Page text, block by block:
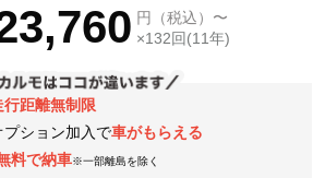
円（税込）〜
×132回(11年)
行距離無制限
プション加入で車がもらえる
料で納車※一部離島を除く